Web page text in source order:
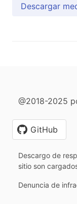
Descargar
@2018-2025
GitHub
Descargo de
sitio son
Denuncia de